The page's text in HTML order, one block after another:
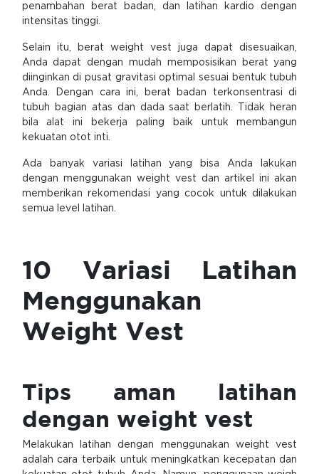
penambahan berat badan, dan latihan kardio dengan
intensitas tinggi.
Selain itu, berat weight vest juga dapat disesuaikan,
Anda dapat dengan mudah memposisikan berat yang
diinginkan di pusat gravitasi optimal sesuai bentuk tubuh
Anda. Dengan cara ini, berat badan terkonsentrasi di
tubuh bagian atas dan dada saat berlatih. Tidak heran
bila alat ini bekerja paling baik untuk membangun
kekuatan otot inti.
Ada banyak variasi latihan yang bisa Anda lakukan
dengan menggunakan weight vest dan artikel ini akan
memberikan rekomendasi yang cocok untuk dilakukan
semua level latihan.
10 Variasi Latihan
Menggunakan
Weight Vest
Tips aman latihan
dengan weight vest
Melakukan latihan dengan menggunakan weight vest
adalah cara terbaik untuk meningkatkan kecepatan dan